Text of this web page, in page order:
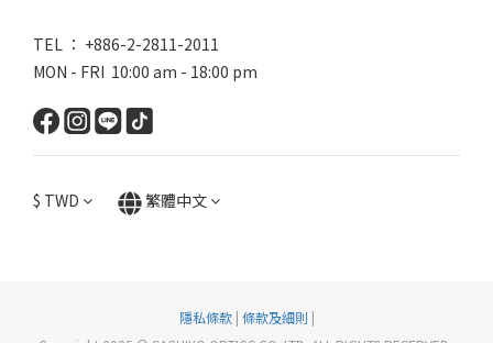
TEL ： +886-2-2811-2011
MON - FRI 10:00 am - 18:00 pm
$ TWD 繁體中文
隱私條款| 條款及細則 |